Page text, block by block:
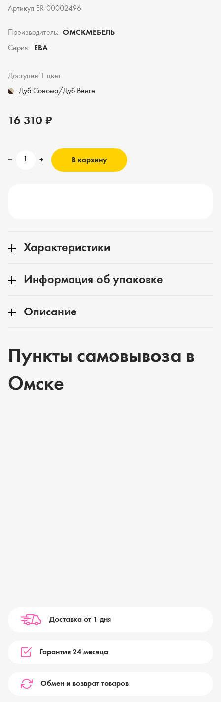
Артикул ER-00002496
Производитель: ОМСКМЕБЕЛЬ
Серия:
ЕВА
Доступен 1 цвет:
Дуб Сонома/Дуб Венге
16 310 ₽
В корзину
Характеристики
Информация об упаковке
Описание
Пункты самовывоза в
Омске
Доставка от 1 дня
Гарантия 24 месяца
Обмен и возврат товаров